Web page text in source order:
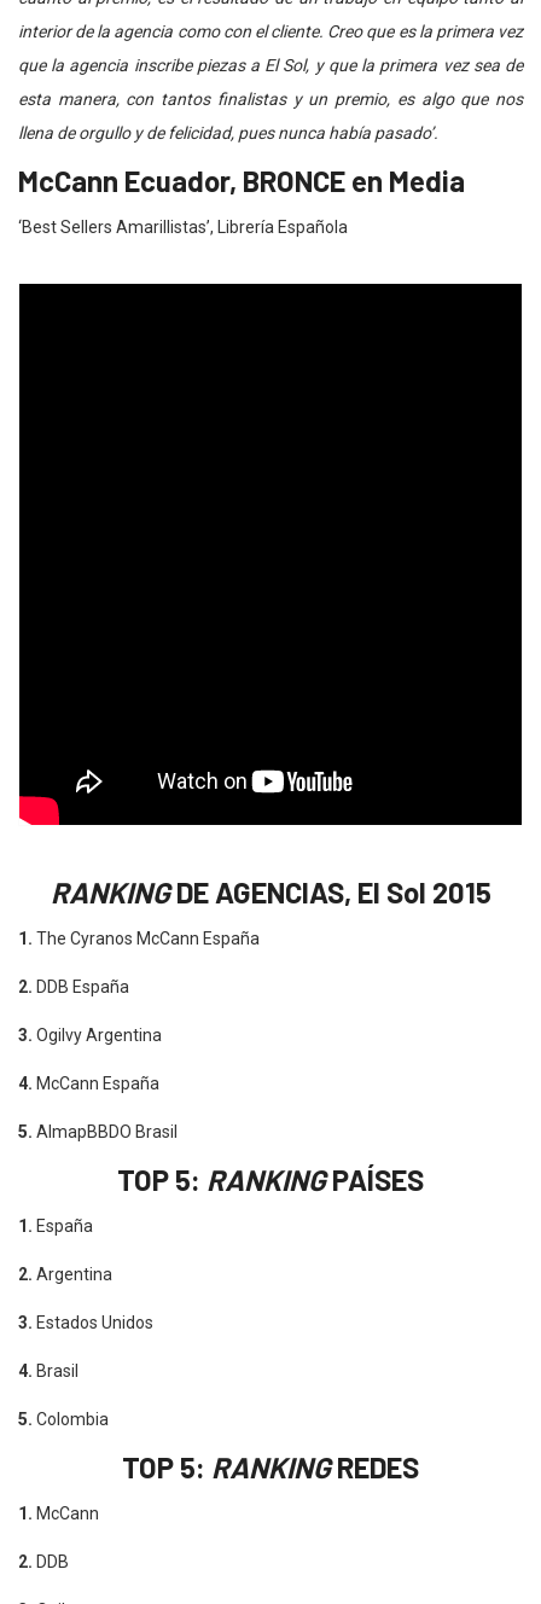
interior de la agencia como con el cliente. Creo que es la primera vez
que la agencia inscribe piezas a El Sol, y que la primera vez sea de
esta manera, con tantos finalistas y un premio, es algo que nos
llena de orgullo y de felicidad, pues nunca había pasado’.
McCann Ecuador, BRONCE en Media
‘Best Sellers Amarillistas’, Librería Española
RANKINGDE AGENCIAS, El Sol 2015
1. The Cyranos McCann España
2. DDB España
3. Ogilvy Argentina
4. McCann España
5. AlmapBBDO Brasil
TOP 5: RANKINGPAÍSES
1. España
2. Argentina
3. Estados Unidos
4. Brasil
5. Colombia
TOP 5: RANKINGREDES
1. McCann
2. DDB